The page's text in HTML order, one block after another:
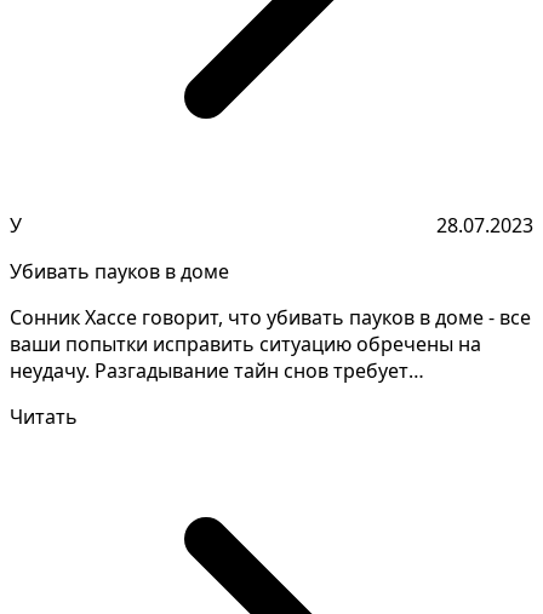
У
28.07.2023
Убивать пауков в доме
Сонник Хассе говорит, что убивать пауков в доме - все
ваши попытки исправить ситуацию обречены на
неудачу. Разгадывание тайн снов требует
Читать